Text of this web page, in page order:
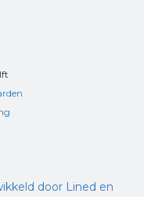
door Lined en